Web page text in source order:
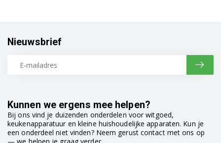
858000238010
858000238011
858000338010
858000365010
Kunnen we ergens mee helpen?
Bij ons vind je duizenden onderdelen voor witgoed,
keukenapparatuur en kleine huishoudelijke apparaten. Kun je
een onderdeel niet vinden? Neem gerust contact met ons op
Nieuwsbrief